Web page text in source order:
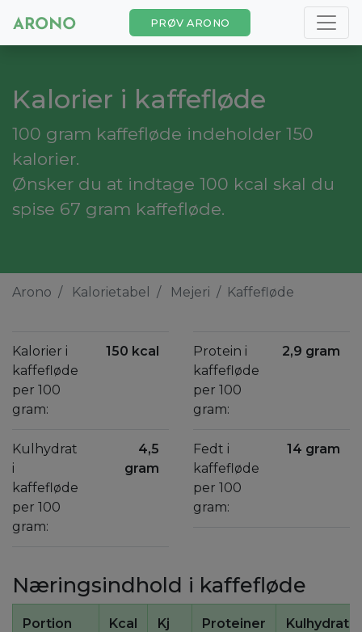
PRØV ARONO
Kalorier i kaffefløde
100 gram kaffefløde indeholder 150
kalorier.
Ønsker du at indtage 100 kcal skal du
spise 67 gram kaffefløde.
Arono Kalorietabel Mejeri Kaffefløde
Kalorier i
kaffefløde
per 100
gram:
150 kcal
Kulhydrat
i
kaffefløde
per 100
gram:
4,5
gram
Protein i
kaffefløde
per 100
gram:
2,9 gram
Fedt i
kaffefløde
per 100
gram:
14 gram
Næringsindhold i kaffefløde
Portion Kcal Kj Proteiner